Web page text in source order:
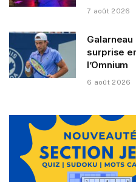
7 août 2026
surprise
l’Omnium
6 août 2026